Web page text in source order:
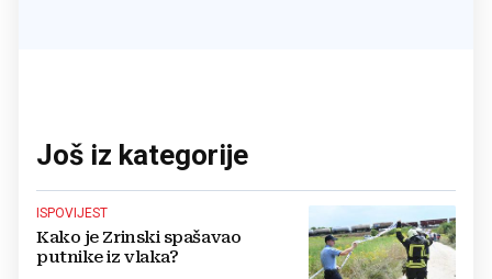
Još iz kategorije
ISPOVIJEST
Kako je Zrinski spašavao
putnike iz vlaka?